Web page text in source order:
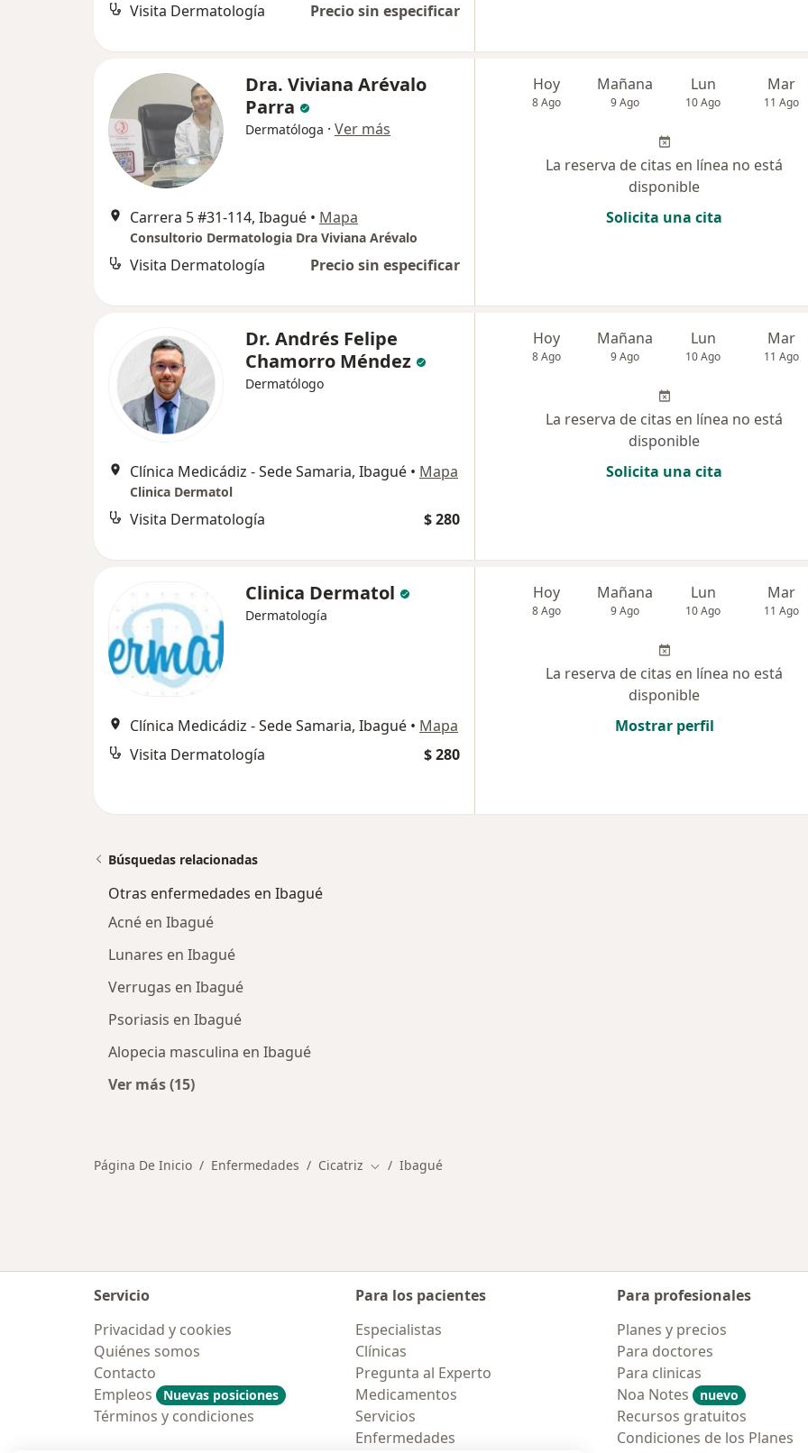
Visita Dermatología Precio sin especificar
Dra. Viviana Arévalo
Parra
Dermatóloga · Ver más
Carrera 5 #31-114, Ibagué • Mapa
Consultorio Dermatologia Dra Viviana Arévalo
Visita Dermatología Precio sin especificar
Hoy
8 Ago
Mañana
9 Ago
Lun
10 Ago
Mar
11 Ago
La reserva de citas en línea no está
disponible
Solicita una cita
Dr. Andrés Felipe
Chamorro Méndez
Dermatólogo
Clínica Medicádiz - Sede Samaria, Ibagué • Mapa
Clinica Dermatol
Visita Dermatología $ 280
Hoy
8 Ago
Mañana
9 Ago
Lun
10 Ago
Mar
11 Ago
La reserva de citas en línea no está
disponible
Solicita una cita
Clinica Dermatol
Dermatología
Clínica Medicádiz - Sede Samaria, Ibagué • Mapa
Visita Dermatología
$ 280
Hoy
8 Ago
Mañana
9 Ago
Lun
10 Ago
Mar
11 Ago
La reserva de citas en línea no está
disponible
Mostrar perfil
Búsquedas relacionadas
Otras enfermedades en Ibagué
Acné en Ibagué
Lunares en Ibagué
Verrugas en Ibagué
Psoriasis en Ibagué
Alopecia masculina en Ibagué
Ver más (15)
Página De Inicio Enfermedades Cicatriz Cambiar de ciudad
Ibagué
Servicio
Privacidad y cookies
Quiénes somos
Contacto
Empleos
Nuevas posiciones
Términos y condiciones
Para los pacientes
Especialistas
Clínicas
Pregunta al Experto
Medicamentos
Servicios
Enfermedades
Para profesionales
Planes y precios
Para doctores
Para clinicas
Noa Notes
nuevo
Recursos gratuitos
Condiciones de los Planes